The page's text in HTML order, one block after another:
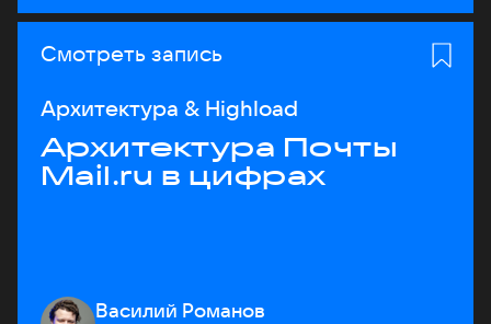
Смотреть запись
Архитектура & Highload
Архитектура Почты
Mail.ru в цифрах
Василий Романов